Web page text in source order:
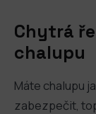
Chytrá
chalupu
Máte chalupu
zabezpečit,